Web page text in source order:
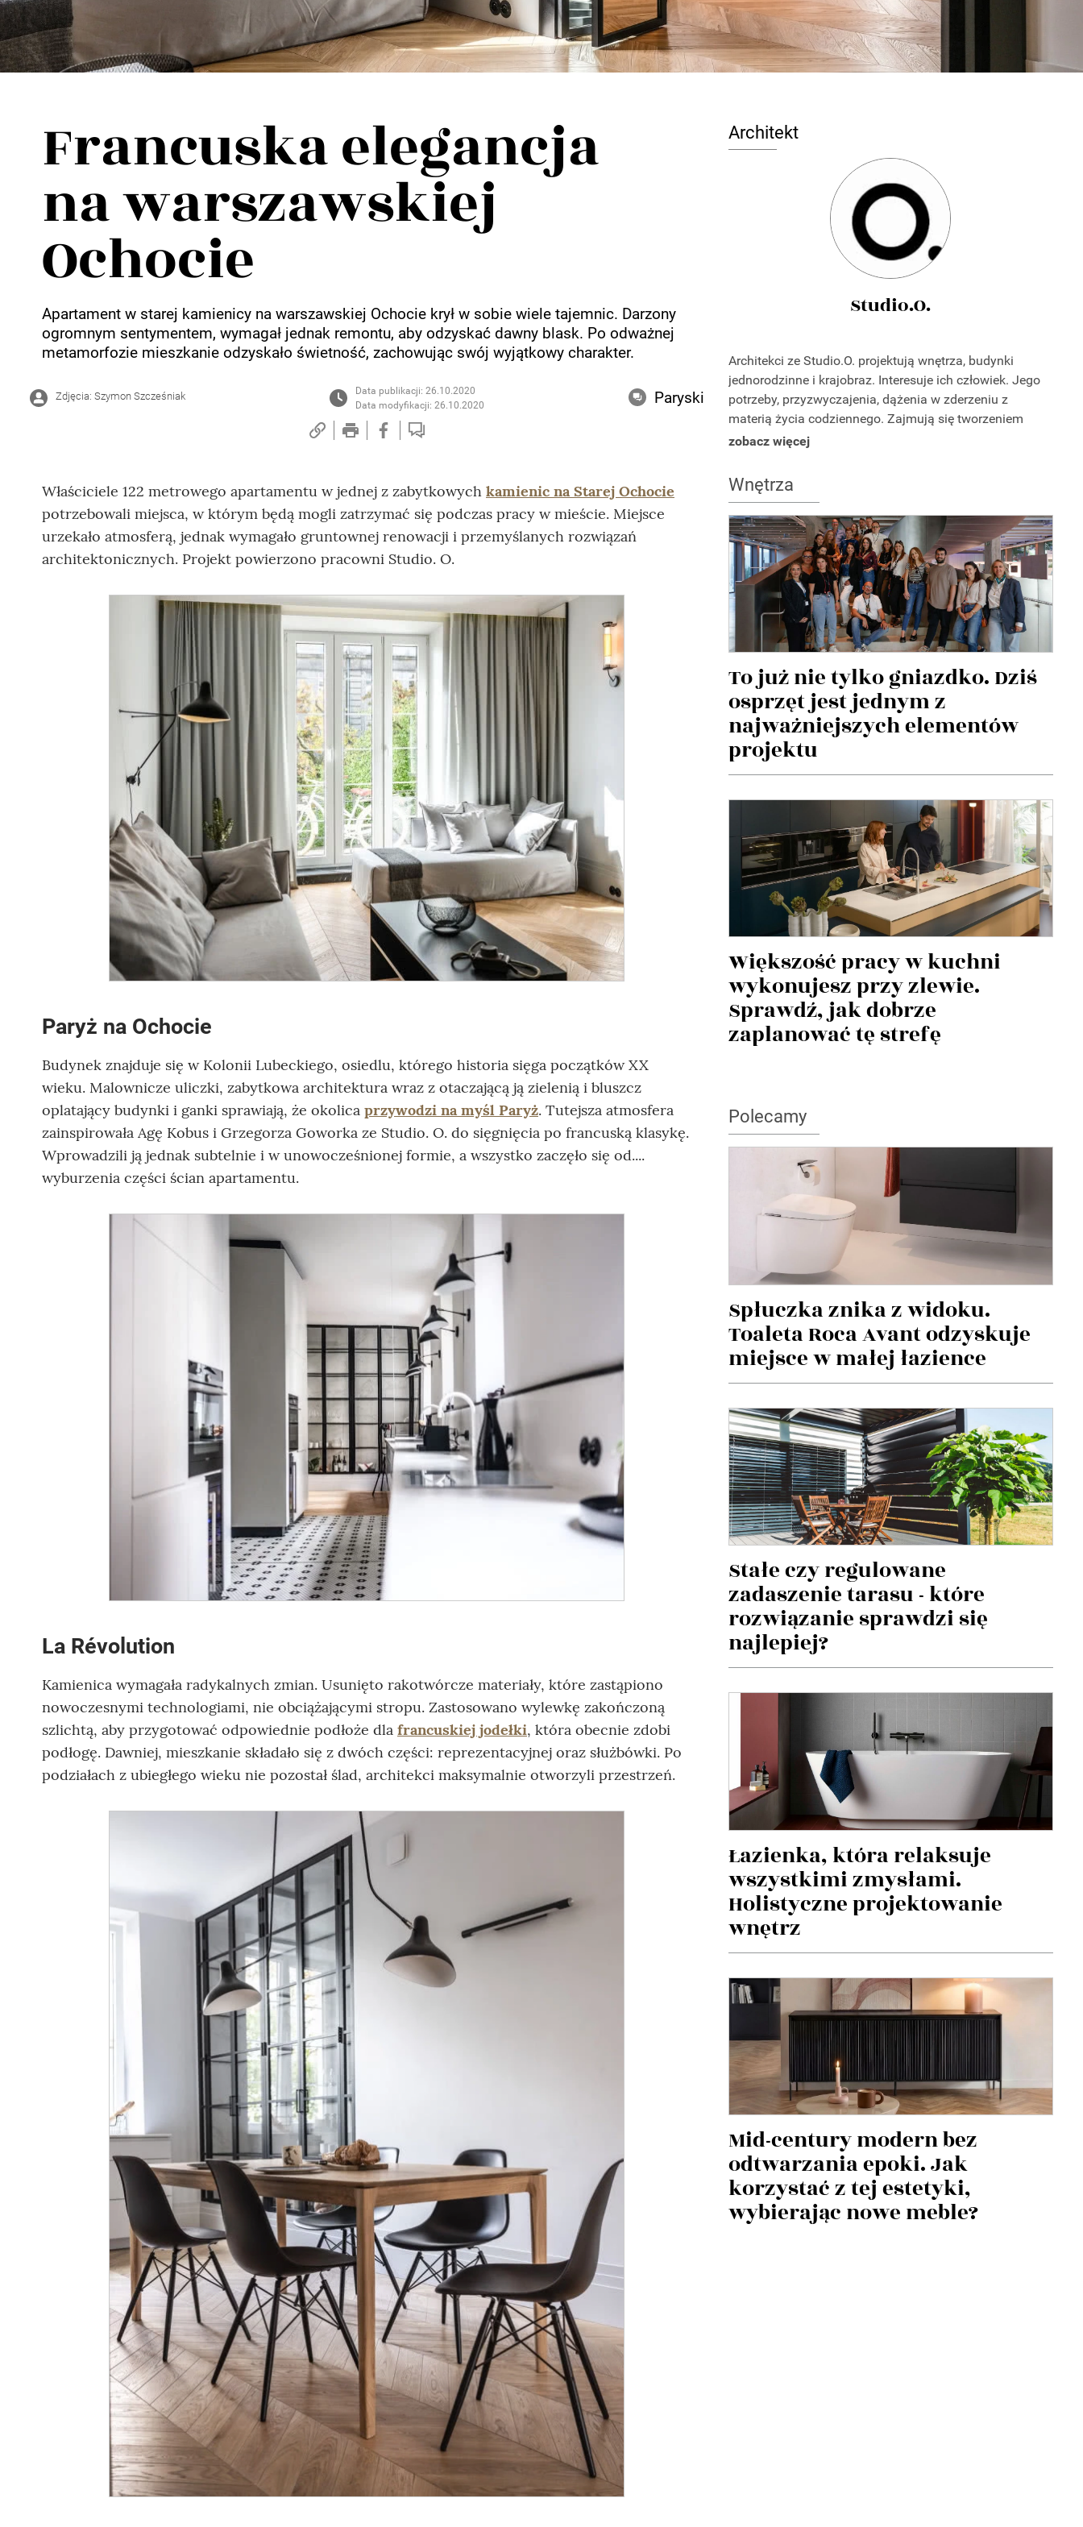
DIY
Francuska elegancja
na warszawskiej
Ochocie
Apartament w starej kamienicy na warszawskiej Ochocie krył w sobie wiele tajemnic. Darzony
ogromnym sentymentem, wymagał jednak remontu, aby odzyskać dawny blask. Po odważnej
metamorfozie mieszkanie odzyskało świetność, zachowując swój wyjątkowy charakter.
Zdjęcia: Szymon Szcześniak
Data publikacji: 26.10.2020
Data modyfikacji: 26.10.2020
Paryski
Właściciele 122 metrowego apartamentu w jednej z zabytkowych kamienic na Starej Ochocie
potrzebowali miejsca, w którym będą mogli zatrzymać się podczas pracy w mieście. Miejsce
urzekało atmosferą, jednak wymagało gruntownej renowacji i przemyślanych rozwiązań
architektonicznych. Projekt powierzono pracowni Studio. O.
Paryż na Ochocie
Budynek znajduje się w Kolonii Lubeckiego, osiedlu, którego historia sięga początków XX
wieku. Malownicze uliczki, zabytkowa architektura wraz z otaczającą ją zielenią i bluszcz
oplatający budynki i ganki sprawiają, że okolica przywodzi na myśl Paryż. Tutejsza atmosfera
zainspirowała Agę Kobus i Grzegorza Goworka ze Studio. O. do sięgnięcia po francuską klasykę.
Wprowadzili ją jednak subtelnie i w unowocześnionej formie, a wszystko zaczęło się od....
wyburzenia części ścian apartamentu.
La Révolution
Kamienica wymagała radykalnych zmian. Usunięto rakotwórcze materiały, które zastąpiono
nowoczesnymi technologiami, nie obciążającymi stropu. Zastosowano wylewkę zakończoną
szlichtą, aby przygotować odpowiednie podłoże dla francuskiej jodełki, która obecnie zdobi
podłogę. Dawniej, mieszkanie składało się z dwóch części: reprezentacyjnej oraz służbówki. Po
podziałach z ubiegłego wieku nie pozostał ślad, architekci maksymalnie otworzyli przestrzeń.
Architekt
Studio.O.
Architekci ze Studio.O. projektują wnętrza, budynki
jednorodzinne i krajobraz. Interesuje ich człowiek. Jego
potrzeby, przyzwyczajenia, dążenia w zderzeniu z
materią życia codziennego. Zajmują się tworzeniem
przestrzeni do życia człowieka. Architekci najlepiej
poczynając od projektu domu, idealnej jego lokalizacji na
działce i znalezieniu najlepszych powiązań, połączeń
ogrodu okalającego budynek z precyzyjnie przemyślaną
koncepcją wnętrza.
zobacz więcej
Wnętrza
To już nie tylko gniazdko. Dziś
osprzęt jest jednym z
najważniejszych elementów
projektu
Większość pracy w kuchni
wykonujesz przy zlewie.
Sprawdź, jak dobrze
zaplanować tę strefę
Polecamy
Spłuczka znika z widoku.
Toaleta Roca Avant odzyskuje
miejsce w małej łazience
Stałe czy regulowane
zadaszenie tarasu - które
rozwiązanie sprawdzi się
najlepiej?
Łazienka, która relaksuje
wszystkimi zmysłami.
Holistyczne projektowanie
wnętrz
Mid-century modern bez
odtwarzania epoki. Jak
korzystać z tej estetyki,
wybierając nowe meble?